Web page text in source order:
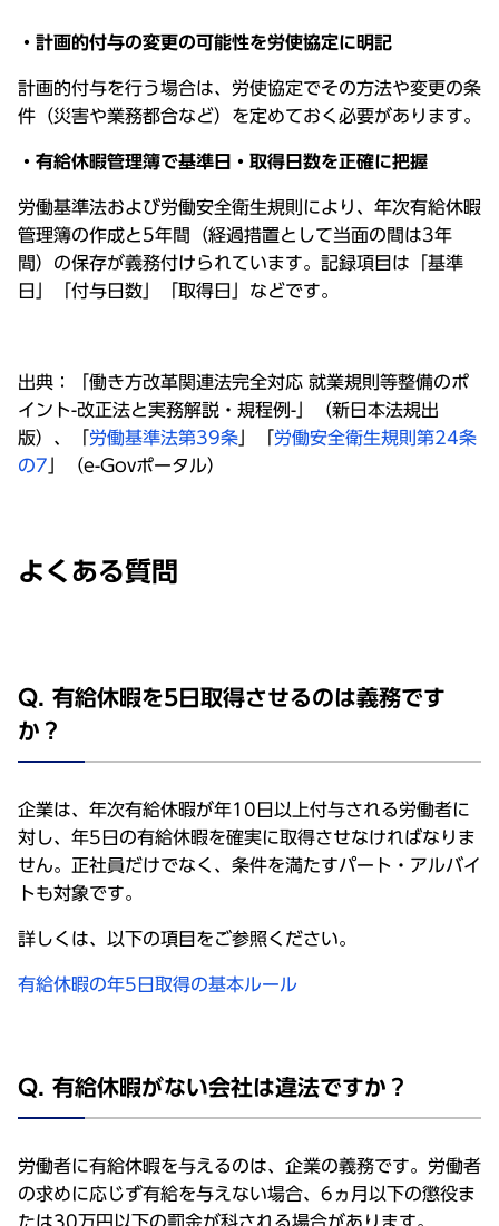
・計画的付与の変更の可能性を労使協定に明記
計画的付与を行う場合は、労使協定でその方法や変更の条
件（災害や業務都合など）を定めておく必要があります。
・有給休暇管理簿で基準日・取得日数を正確に把握
労働基準法および労働安全衛生規則により、年次有給休暇
管理簿の作成と5年間（経過措置として当面の間は3年
間）の保存が義務付けられています。記録項目は「基準
日」「付与日数」「取得日」などです。
出典：「働き方改革関連法完全対応 就業規則等整備のポ
イント-改正法と実務解説・規程例-」（新日本法規出
版）、「 労働基準法第39条
労働安全衛生規則第24条
の7 」（e-Govポータル）
よくある質問
Q. 有給休暇を5日取得させるのは義務です
か？
企業は、年次有給休暇が年10日以上付与される労働者に
対し、年5日の有給休暇を確実に取得させなければなりま
せん。正社員だけでなく、条件を満たすパート・アルバイ
トも対象です。
詳しくは、以下の項目をご参照ください。
有給休暇の年5日取得の基本ルール
Q. 有給休暇がない会社は違法ですか？
労働者に有給休暇を与えるのは、企業の義務です。労働者
の求めに応じず有給を与えない場合、6ヵ月以下の懲役ま
たは30万円以下の罰金が科される場合があります。